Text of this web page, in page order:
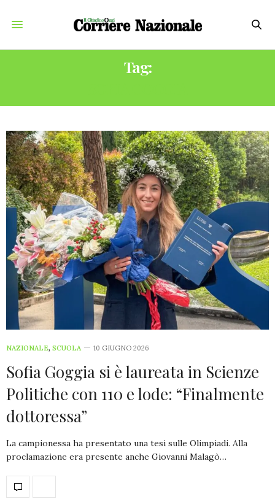
Tag:
NAZIONALE, SCUOLA 10 GIUGNO 2026
Sofia Goggia si è laureata in Scienze
Politiche con 110 e lode: “Finalmente
dottoressa”
La campionessa ha presentato una tesi sulle Olimpiadi. Alla
proclamazione era presente anche Giovanni Malagò…